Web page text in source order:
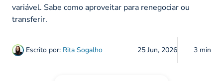
Escrito por: Rita Sogalho 25 Jun, 2026 3 min
variável. Sabe como aproveitar para renegociar ou
transferir.